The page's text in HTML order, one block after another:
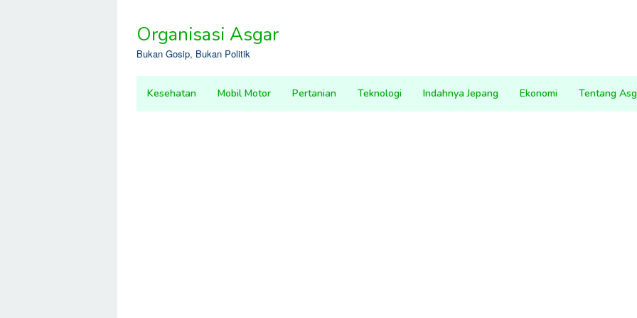
contentOrganisasi Asgar
Bukan Gosip, Bukan Politik
Kesehatan Mobil Motor Pertanian Teknologi Indahnya Jepang Ekonomi Tentang